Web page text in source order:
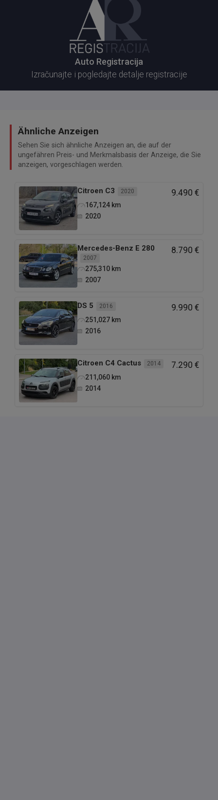
Auto Registracija
Izračunajte i pogledajte detalje registracije
Ähnliche Anzeigen
Sehen Sie sich ähnliche Anzeigen an, die auf der
ungefähren Preis- und Merkmalsbasis der Anzeige, die Sie
anzeigen, vorgeschlagen werden.
Citroen C3 2020 9.490 €
167,124 km
2020
Mercedes-Benz E 280
2007
8.790 €
275,310 km
2007
DS 5 2016 9.990 €
251,027 km
2016
Citroen C4 Cactus 2014 7.290 €
211,060 km
2014